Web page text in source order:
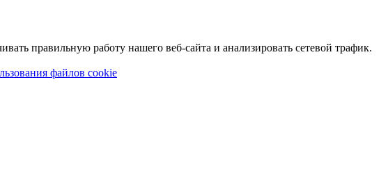
правильную работу нашего веб-сайта и анализировать сетевой трафик.
файлов cookie